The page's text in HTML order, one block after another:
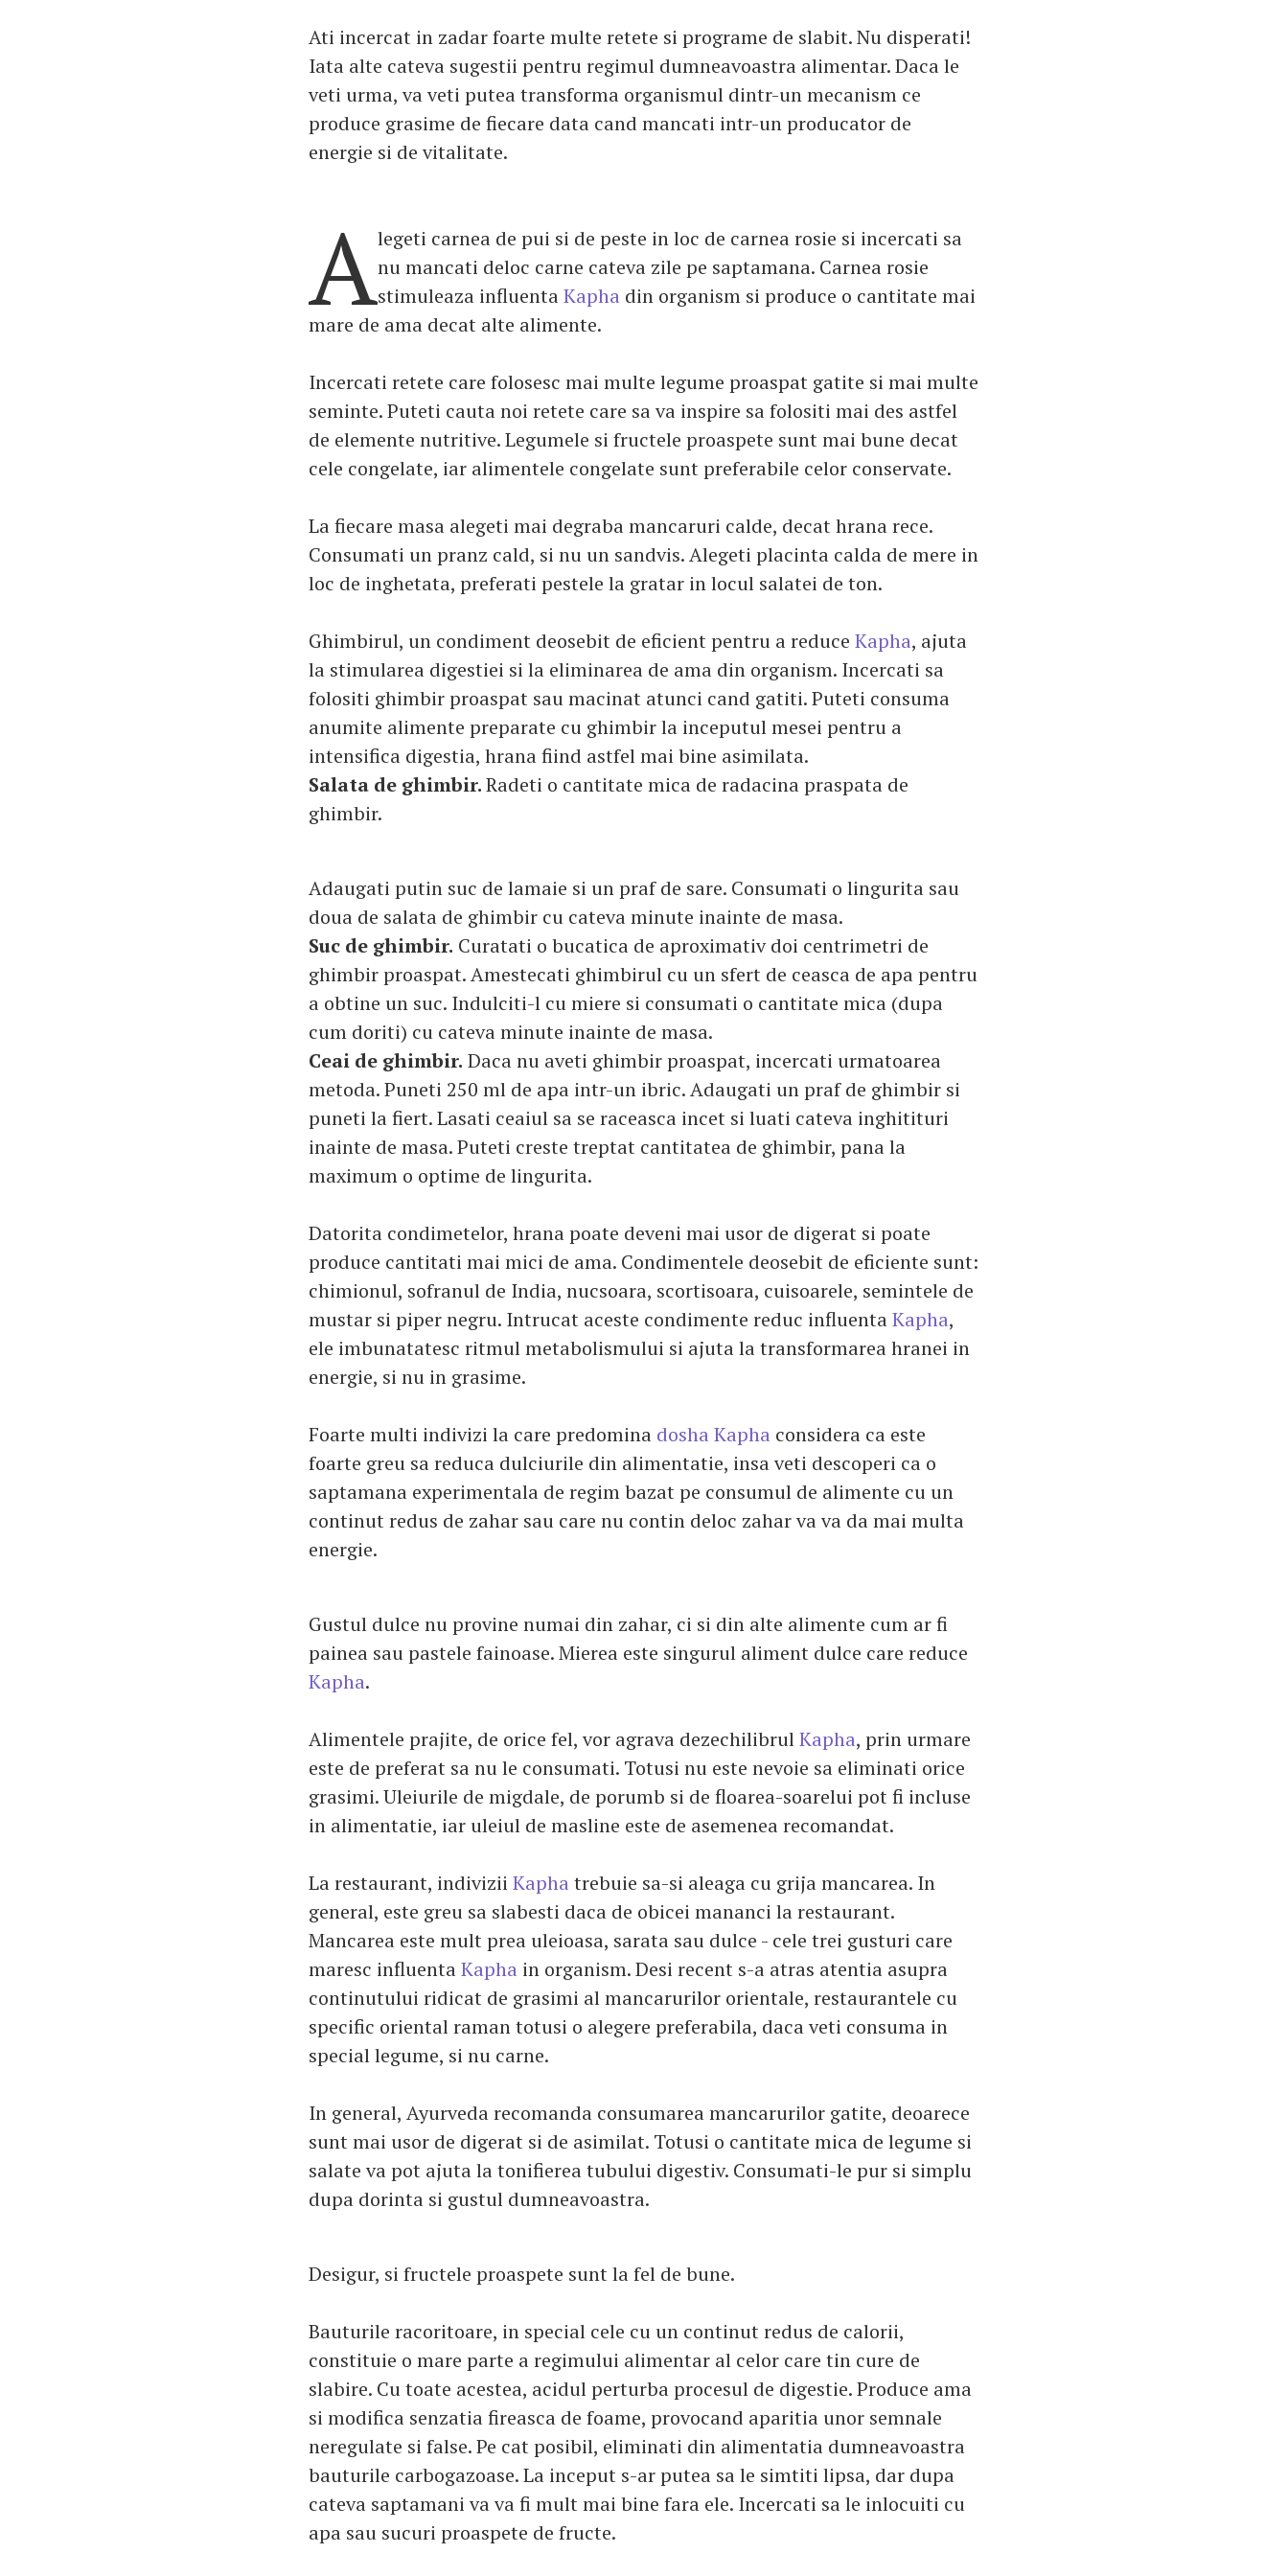
Ati incercat in zadar foarte multe retete si programe de slabit. Nu disperati!
Iata alte cateva sugestii pentru regimul dumneavoastra alimentar. Daca le
veti urma, va veti putea transforma organismul dintr-un mecanism ce
produce grasime de fiecare data cand mancati intr-un producator de
energie si de vitalitate.
Alegeti carnea de pui si de peste in loc de carnea rosie si incercati sa
nu mancati deloc carne cateva zile pe saptamana. Carnea rosie
stimuleaza influentaKapha din organism si produce o cantitate mai
mare de ama decat alte alimente.
Incercati retete care folosesc mai multe legume proaspat gatite si mai multe
seminte. Puteti cauta noi retete care sa va inspire sa folositi mai des astfel
de elemente nutritive. Legumele si fructele proaspete sunt mai bune decat
cele congelate, iar alimentele congelate sunt preferabile celor conservate.
La fiecare masa alegeti mai degraba mancaruri calde, decat hrana rece.
Consumati un pranz cald, si nu un sandvis. Alegeti placinta calda de mere in
loc de inghetata, preferati pestele la gratar in locul salatei de ton.
Ghimbirul, un condiment deosebit de eficient pentru a reduce Kapha, ajuta
la stimularea digestiei si la eliminarea de ama din organism. Incercati sa
folositi ghimbir proaspat sau macinat atunci cand gatiti. Puteti consuma
anumite alimente preparate cu ghimbir la inceputul mesei pentru a
intensifica digestia, hrana fiind astfel mai bine asimilata.
Salata de ghimbir.Radeti o cantitate mica de radacina praspata de
ghimbir.
Adaugati putin suc de lamaie si un praf de sare. Consumati o lingurita sau
doua de salata de ghimbir cu cateva minute inainte de masa.
Suc de ghimbir. Curatati o bucatica de aproximativ doi centrimetri de
ghimbir proaspat. Amestecati ghimbirul cu un sfert de ceasca de apa pentru
a obtine un suc. Indulciti-l cu miere si consumati o cantitate mica (dupa
cum doriti) cu cateva minute inainte de masa.
Ceai de ghimbir. Daca nu aveti ghimbir proaspat, incercati urmatoarea
metoda. Puneti 250 ml de apa intr-un ibric. Adaugati un praf de ghimbir si
puneti la fiert. Lasati ceaiul sa se raceasca incet si luati cateva inghitituri
inainte de masa. Puteti creste treptat cantitatea de ghimbir, pana la
maximum o optime de lingurita.
Datorita condimetelor, hrana poate deveni mai usor de digerat si poate
produce cantitati mai mici de ama. Condimentele deosebit de eficiente sunt:
chimionul, sofranul de India, nucsoara, scortisoara, cuisoarele, semintele de
mustar si piper negru. Intrucat aceste condimente reduc influentaKapha,
ele imbunatatesc ritmul metabolismului si ajuta la transformarea hranei in
energie, si nu in grasime.
Foarte multi indivizi la care predomina dosha Kapha considera ca este
foarte greu sa reduca dulciurile din alimentatie, insa veti descoperi ca o
saptamana experimentala de regim bazat pe consumul de alimente cu un
continut redus de zahar sau care nu contin deloc zahar va va da mai multa
energie.
Gustul dulce nu provine numai din zahar, ci si din alte alimente cum ar fi
painea sau pastele fainoase. Mierea este singurul aliment dulce care reduce
Kapha.
Alimentele prajite, de orice fel, vor agrava dezechilibrulKapha, prin urmare
este de preferat sa nu le consumati. Totusi nu este nevoie sa eliminati orice
grasimi. Uleiurile de migdale, de porumb si de floarea-soarelui pot fi incluse
in alimentatie, iar uleiul de masline este de asemenea recomandat.
La restaurant, indivizii Kapha trebuie sa-si aleaga cu grija mancarea. In
general, este greu sa slabesti daca de obicei mananci la restaurant.
Mancarea este mult prea uleioasa, sarata sau dulce - cele trei gusturi care
maresc influentaKapha in organism. Desi recent s-a atras atentia asupra
continutului ridicat de grasimi al mancarurilor orientale, restaurantele cu
specific oriental raman totusi o alegere preferabila, daca veti consuma in
special legume, si nu carne.
In general, Ayurveda recomanda consumarea mancarurilor gatite, deoarece
sunt mai usor de digerat si de asimilat. Totusi o cantitate mica de legume si
salate va pot ajuta la tonifierea tubului digestiv. Consumati-le pur si simplu
dupa dorinta si gustul dumneavoastra.
Desigur, si fructele proaspete sunt la fel de bune.
Bauturile racoritoare, in special cele cu un continut redus de calorii,
constituie o mare parte a regimului alimentar al celor care tin cure de
slabire. Cu toate acestea, acidul perturba procesul de digestie. Produce ama
si modifica senzatia fireasca de foame, provocand aparitia unor semnale
neregulate si false. Pe cat posibil, eliminati din alimentatia dumneavoastra
bauturile carbogazoase. La inceput s-ar putea sa le simtiti lipsa, dar dupa
cateva saptamani va va fi mult mai bine fara ele. Incercati sa le inlocuiti cu
apa sau sucuri proaspete de fructe.